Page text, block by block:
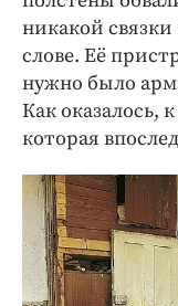
никакой
слове. Её
нужно было
Как оказалось,
которая